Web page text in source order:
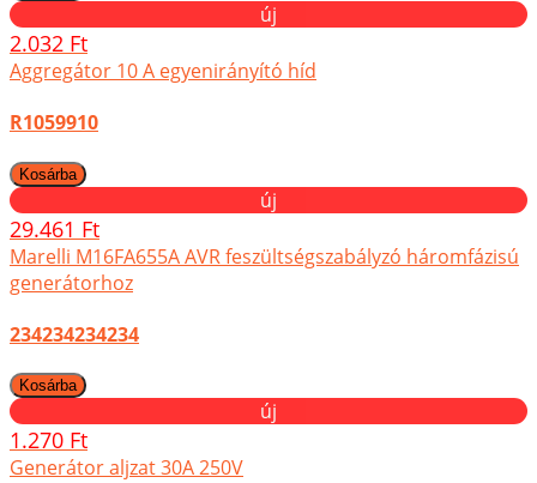
új
2.032 Ft
Aggregátor 10 A egyenirányító híd
R1059910
új
29.461 Ft
Marelli M16FA655A AVR feszültségszabályzó háromfázisú
generátorhoz
234234234234
új
1.270 Ft
Generátor aljzat 30A 250V